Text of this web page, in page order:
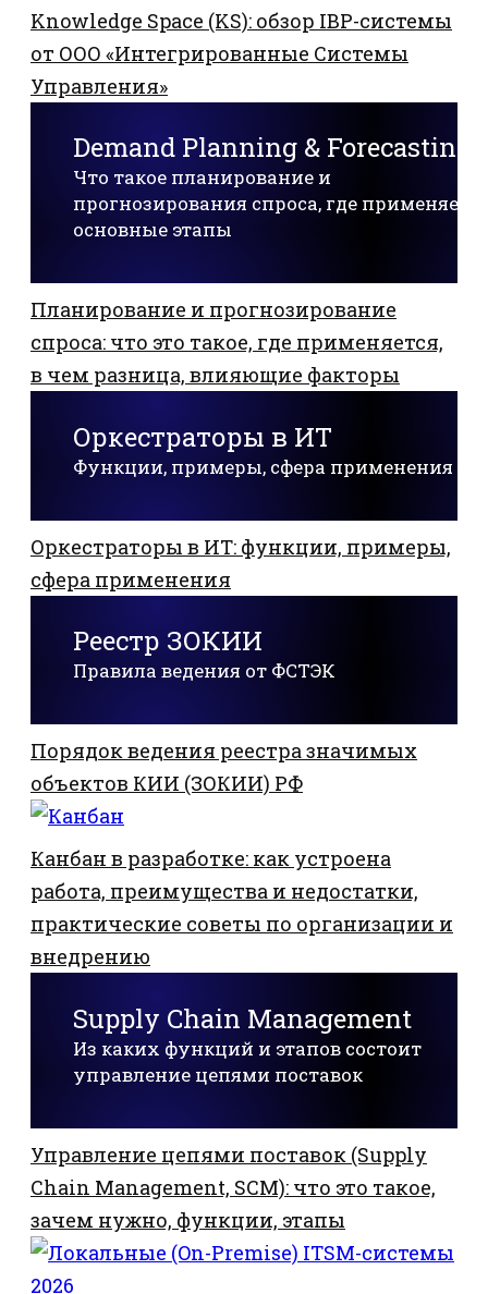
Knowledge Space (KS): обзор IBP-системы
от ООО «Интегрированные Системы
Управления»
Demand Planning & Forecasting
Что такое планирование и
прогнозирования спроса, где
основные этапы
Планирование и прогнозирование
спроса: что это такое, где применяется,
в чем разница, влияющие факторы
Оркестраторы в ИТ
Функции, примеры, сфера применения
Оркестраторы в ИТ: функции, примеры,
сфера применения
Реестр ЗОКИИ
Правила ведения от ФСТЭК
Порядок ведения реестра значимых
объектов КИИ (ЗОКИИ) РФ
Канбан в разработке: как устроена
работа, преимущества и недостатки,
практические советы по организации и
внедрению
Supply Chain Management
Из каких функций и этапов состоит
управление цепями поставок
Управление цепями поставок (Supply
Chain Management, SCM): что это такое,
зачем нужно, функции, этапы